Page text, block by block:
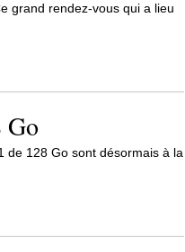
grand rendez-vous qui a lieu
Go
de 128 Go sont désormais à la